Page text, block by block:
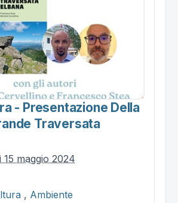
- Presentazione Della
Traversata
15 maggio 2024
, Ambiente